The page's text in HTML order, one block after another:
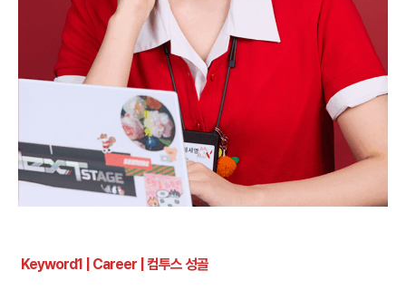
Keyword1 | Career |컴투스 성골